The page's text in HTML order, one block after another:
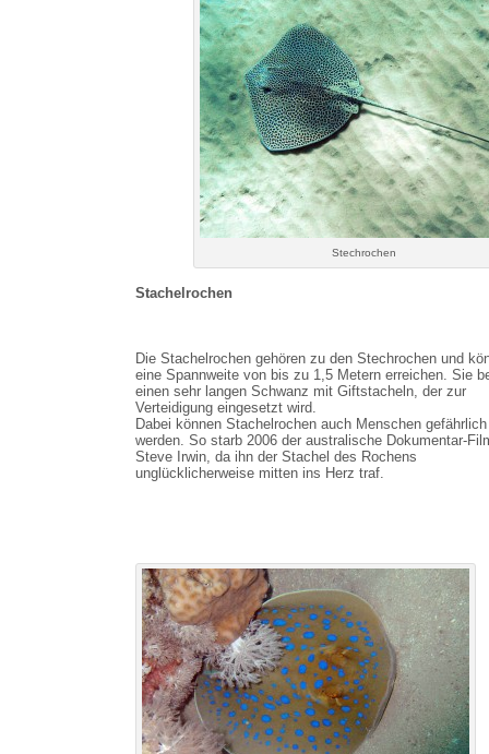
Stechrochen
Stachelrochen
Die Stachelrochen gehören zu den Stechrochen und
eine Spannweite von bis zu 1,5 Metern erreichen. Sie
einen sehr langen Schwanz mit Giftstacheln, der zur
Verteidigung eingesetzt wird.
Dabei können Stachelrochen auch Menschen gefährlich
werden. So starb 2006 der australische Dokumentar-
Steve Irwin, da ihn der Stachel des Rochens
unglücklicherweise mitten ins Herz traf.